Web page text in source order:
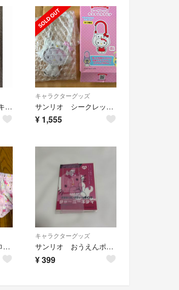
サンリオ チャーミーキティ ヘアキャップ
キャラクターグッズ
サンリオ シークレット カスタム カラビナ チャーミーキティ
¥ 1,555
チャーミーキティ☆巾着2枚セット 弁当袋 コップ袋
キャラクターグッズ
サンリオ おうえんポスターステッカー シール チャーミィキティ
¥399